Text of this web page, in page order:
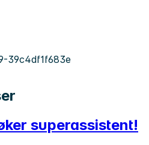
39c4df1f683e
superassistent!